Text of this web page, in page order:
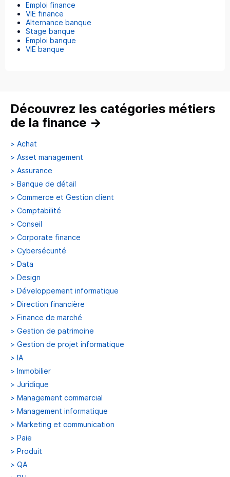
Emploi finance
VIE finance
Alternance banque
Stage banque
Emploi banque
VIE banque
Découvrez les catégories métiers
de la finance →
> Achat
> Asset management
> Assurance
> Banque de détail
> Commerce et Gestion client
> Comptabilité
> Conseil
> Corporate finance
> Cybersécurité
> Data
> Design
> Développement informatique
> Direction financière
> Finance de marché
> Gestion de patrimoine
> Gestion de projet informatique
> IA
> Immobilier
> Juridique
> Management commercial
> Management informatique
> Marketing et communication
> Paie
> Produit
> QA